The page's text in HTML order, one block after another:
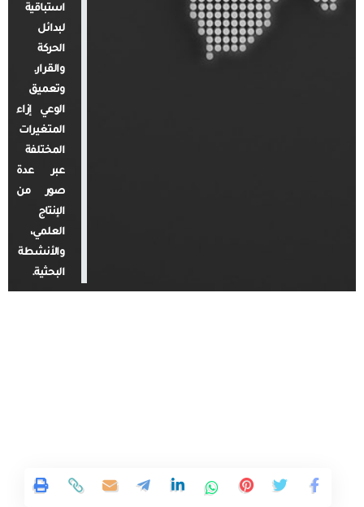
استباقية
لبدائل
الحركة
والقرار.
وتعميق
الوعي إزاء
المتغيرات
المختلفة
عبر عدة
صور من
الإنتاج
العلمي،
والأنشطة
البحثية.